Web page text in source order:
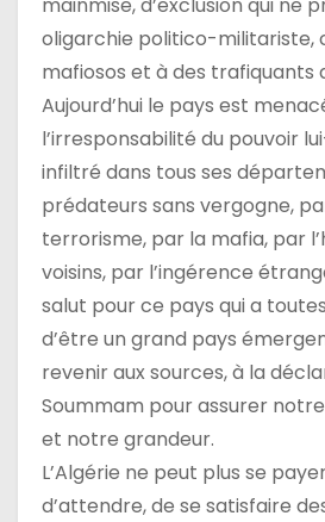
mainmise, d’exclusion qui ne
oligarchie politico-militariste,
mafiosos et à des trafiquants
Aujourd’hui le pays est
l’irresponsabilité du pouvoir
infiltré dans tous ses
prédateurs sans vergogne,
terrorisme, par la mafia, par
voisins, par l’ingérence
salut pour ce pays qui a
d’être un grand pays
revenir aux sources, à la
Soummam pour assurer
et notre grandeur.
L’Algérie ne peut plus se
d’attendre, de se satisfaire